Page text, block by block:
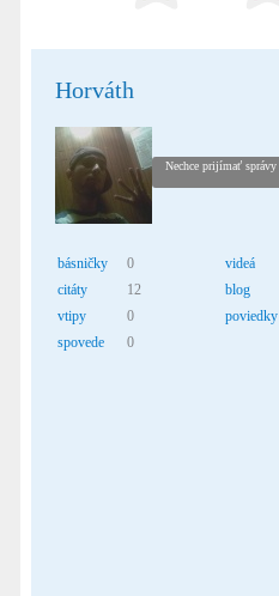
Horváth
Nechce prijímať správy
básničky
0
citáty
12
vtipy
0
spovede
0
videá
blog
poviedky